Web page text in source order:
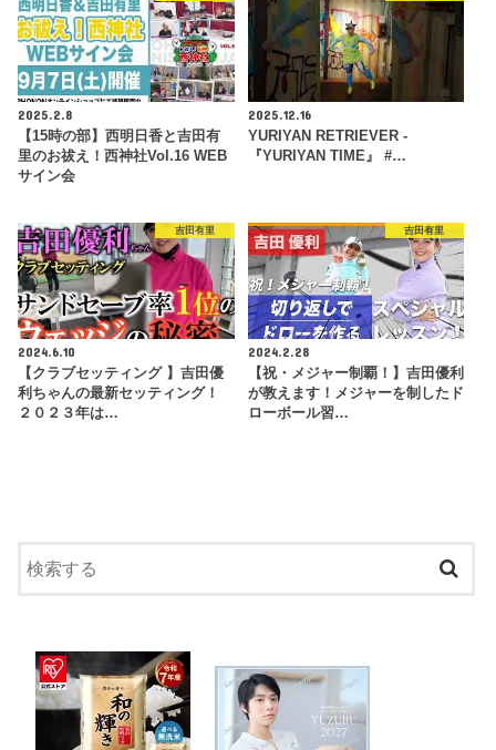
2025.2.8
【15時の部】西明日香と吉田有
里のお祓え！西神社Vol.16 WEB
サイン会
2025.12.16
YURIYAN RETRIEVER -
『YURIYAN TIME』 #…
吉田有里
2024.6.10
【クラブセッティング 】吉田優
利ちゃんの最新セッティング！
２０２３年は…
吉田有里
2024.2.28
【祝・メジャー制覇！】吉田優利
が教えます！メジャーを制したド
ローボール習…